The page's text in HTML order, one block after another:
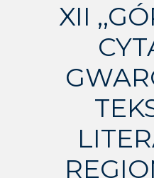
XII